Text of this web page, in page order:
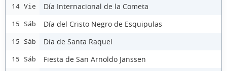
14 Vie Día Internacional de la Cometa
15 Sáb Día del Cristo Negro de Esquipulas
15 Sáb Día de Santa Raquel
15 Sáb Fiesta de San Arnoldo Janssen